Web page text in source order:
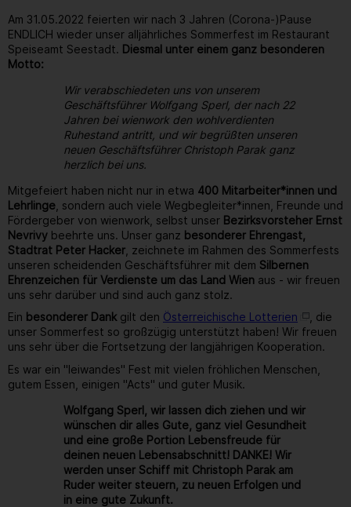
Am 31.05.2022 feierten wir nach 3 Jahren (Corona-)Pause
ENDLICH wieder unser alljährliches Sommerfest im Restaurant
Speiseamt Seestadt. Diesmal unter einem ganz besonderen
Motto:
Wir verabschiedeten uns von unserem
Geschäftsführer Wolfgang Sperl, der nach 22
Jahren bei wienwork den wohlverdienten
Ruhestand antritt, und wir begrüßten unseren
neuen Geschäftsführer Christoph Parak ganz
herzlich bei uns.
Mitgefeiert haben nicht nur in etwa 400 Mitarbeiter*innen und
Lehrlinge , sondern auch viele Wegbegleiter*innen, Freunde und
Fördergeber von wienwork, selbst unser Bezirksvorsteher Ernst
Nevrivy beehrte uns. Unser ganz besonderer Ehrengast,
Stadtrat Peter Hacker , zeichnete im Rahmen des Sommerfests
unseren scheidenden Geschäftsführer mit dem Silbernen
Ehrenzeichen für Verdienste um das Land Wien aus - wir freuen
uns sehr darüber und sind auch ganz stolz.
Ein besonderer Dank gilt den Österreichische Lotterien
, die
unser Sommerfest so großzügig unterstützt haben! Wir freuen
uns sehr über die Fortsetzung der langjährigen Kooperation.
Es war ein "leiwandes" Fest mit vielen fröhlichen Menschen,
gutem Essen, einigen "Acts" und guter Musik.
Wolfgang Sperl, wir lassen dich ziehen und wir
wünschen dir alles Gute, ganz viel Gesundheit
und eine große Portion Lebensfreude für
deinen neuen Lebensabschnitt! DANKE! Wir
werden unser Schiff mit Christoph Parak am
Ruder weiter steuern, zu neuen Erfolgen und
in eine gute Zukunft.